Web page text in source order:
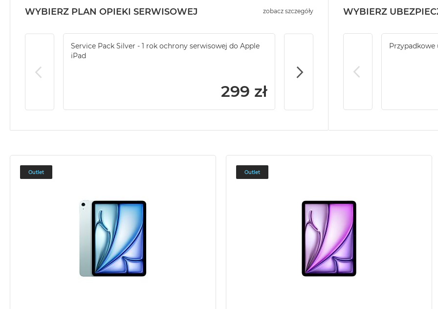
WYBIERZ PLAN OPIEKI SERWISOWEJ
Service Pack Silver - 1 rok ochrony serwisowej do Apple
iPad
299 zł
Service Pack Gold - 2 lata ochrony
zobacz szczegóły WYBIERZ
Przypadkowe
Outlet Outlet